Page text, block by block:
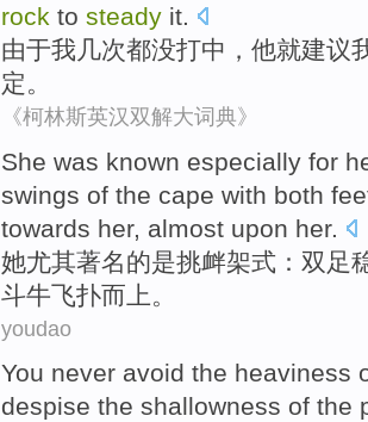
rock to steady it.
由于我几次都没打中， 他就建议
定。
《柯林斯英汉双解大词典》
She was known especially for
swings of the cape with both
towards her, almost upon her.
她尤其著名的是挑衅架式：双 足
斗牛飞扑而上。
youdao
You never avoid the heaviness
despise the shallowness of the